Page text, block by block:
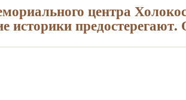
центра
историки